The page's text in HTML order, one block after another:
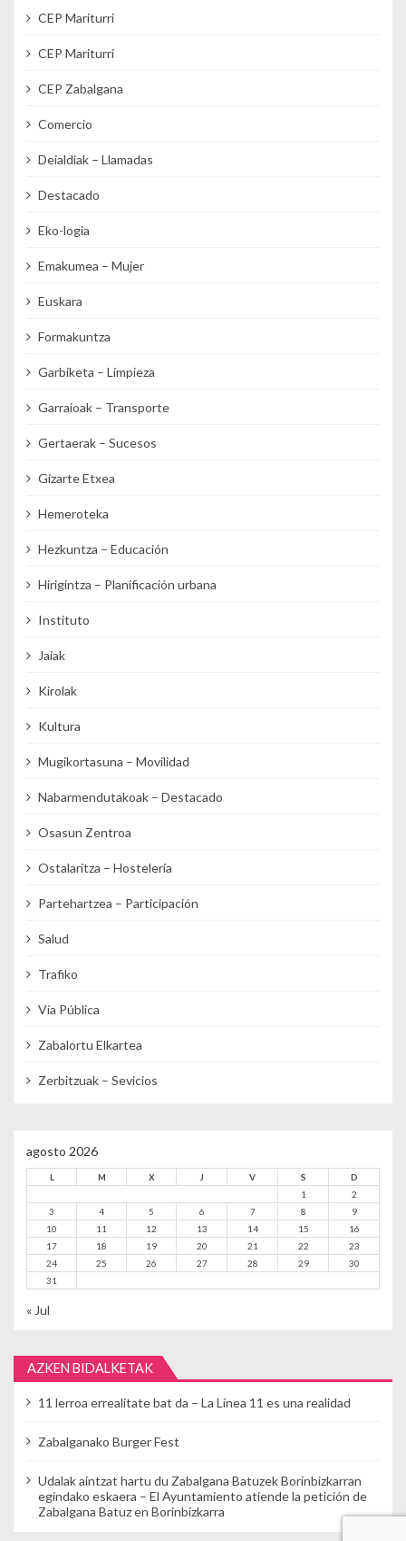
CEP Mariturri
CEP Mariturri
CEP Zabalgana
Comercio
Deialdiak – Llamadas
Destacado
Eko-logia
Emakumea – Mujer
Euskara
Formakuntza
Garbiketa – Limpieza
Garraioak – Transporte
Gertaerak – Sucesos
Gizarte Etxea
Hemeroteka
Hezkuntza – Educación
Hirigintza – Planificación urbana
Instituto
Jaiak
Kirolak
Kultura
Mugikortasuna – Movilidad
Nabarmendutakoak – Destacado
Osasun Zentroa
Ostalaritza – Hostelería
Partehartzea – Participación
Salud
Trafiko
Vía Pública
Zabalortu Elkartea
Zerbitzuak – Sevicios
agosto 2026
L M X J V S
D
1
2
3
4 5 6 7 8
9
10
11 12 13 14 15
16
17
18 19 20 21 22
23
24
25 26 27 28 29
30
31
« Jul
AZKEN BIDALKETAK
11 lerroa errealitate bat da – La Línea 11 es una realidad
Zabalganako Burger Fest
Udalak aintzat hartu du Zabalgana Batuzek Borinbizkarran
egindako eskaera – El Ayuntamiento atiende la petición de
Zabalgana Batuz en Borinbizkarra